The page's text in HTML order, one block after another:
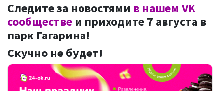
Следите за новостями в нашем VK
сообществе и приходите 7 августа в
парк Гагарина!
Скучно не будет!